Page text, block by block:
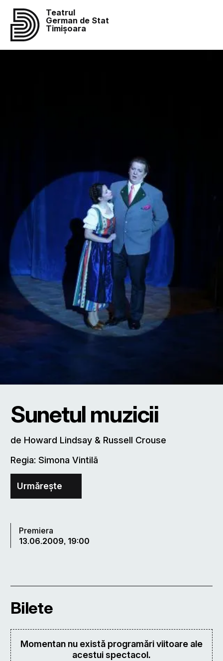
Teatrul
German de Stat
Timișoara
Sunetul muzicii
de Howard Lindsay & Russell Crouse
Regia: Simona Vintilã
Urmărește
Premiera
13.06.2009, 19:00
Bilete
Momentan nu există programări viitoare ale
acestui spectacol.